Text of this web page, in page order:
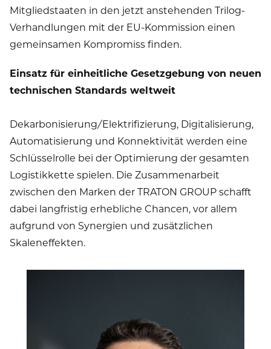
Mitgliedstaaten in den jetzt anstehenden Trilog-
Verhandlungen mit der EU-Kommission einen
gemeinsamen Kompromiss finden.
Einsatz für einheitliche Gesetzgebung von neuen
technischen Standards weltweit
Dekarbonisierung/Elektrifizierung, Digitalisierung,
Automatisierung und Konnektivität werden eine
Schlüsselrolle bei der Optimierung der gesamten
Logistikkette spielen. Die Zusammenarbeit
zwischen den Marken der TRATON GROUP schafft
dabei langfristig erhebliche Chancen, vor allem
aufgrund von Synergien und zusätzlichen
Skaleneffekten.